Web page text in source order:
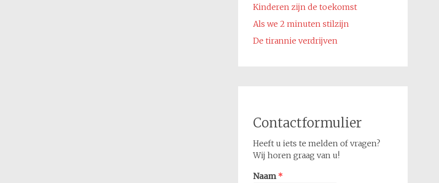
Kinderen zijn de toekomst
Als we 2 minuten stilzijn
De tirannie verdrijven
Contactformulier
Heeft u iets te melden of vragen?
Wij horen graag van u!
Naam *